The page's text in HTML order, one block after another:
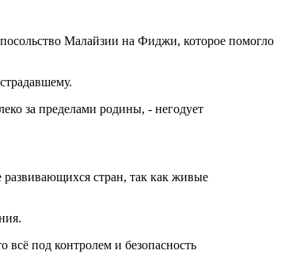
Малайзии на Фиджи, которое помогло
за пределами родины, - негодует
развивающихся стран, так как живые
под контролем и безопасность